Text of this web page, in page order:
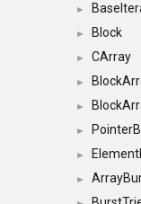
►
► Block
► CArray
►
►
►
►
►